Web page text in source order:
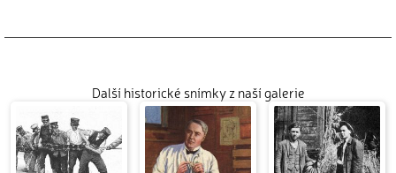
Další historické snímky z naší galerie